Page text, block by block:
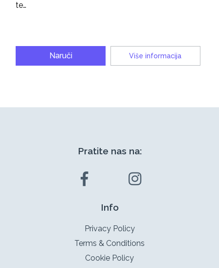
te…
Naruči Više informacija
Pratite nas na:
Info
Privacy Policy
Terms & Conditions
Cookie Policy